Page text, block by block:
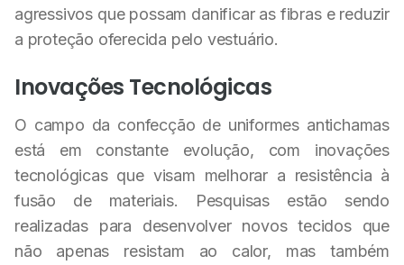
agressivos que possam danificar as fibras e reduzir
a proteção oferecida pelo vestuário.
Inovações Tecnológicas
O campo da confecção de uniformes antichamas
está em constante evolução, com inovações
tecnológicas que visam melhorar a resistência à
fusão de materiais. Pesquisas estão sendo
realizadas para desenvolver novos tecidos que
não apenas resistam ao calor, mas também